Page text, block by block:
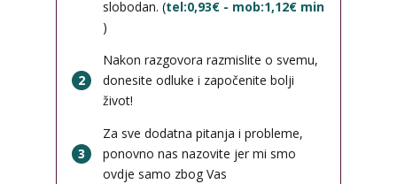
slobodan. (tel:0,93€ - mob:1,12€ min
)
2
Nakon razgovora razmislite o svemu,
donesite odluke i započenite bolji
život!
3
Za sve dodatna pitanja i probleme,
ponovno nas nazovite jer mi smo
ovdje samo zbog Vas